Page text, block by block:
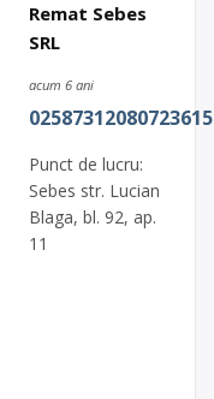
Remat Sebes
SRL
acum 6 ani
Punct de lucru:
Sebes str. Lucian
Blaga, bl. 92, ap.
11